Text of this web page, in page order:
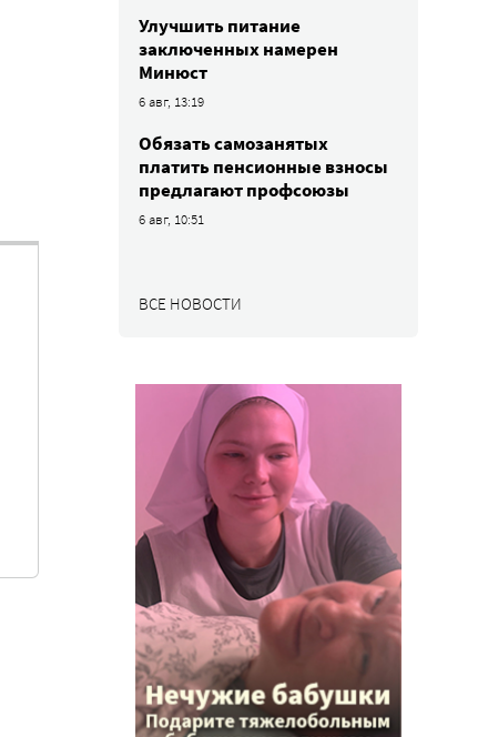
Улучшить питание
заключенных намерен
Минюст
6 авг, 13:19
Обязать самозанятых
платить пенсионные взносы
предлагают профсоюзы
6 авг, 10:51
ВСЕ НОВОСТИ